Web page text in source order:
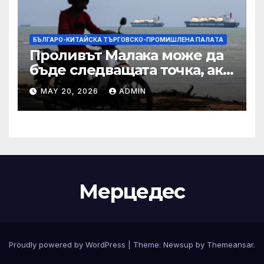
БЪЛГАРО-КИТАЙСКА ТЪРГОВСКО-ПРОМИШЛЕНА ПАЛAТА
Проливът Малака може да
бъде следващата точка, ако
Азия не внимава
MAY 20, 2026 ADMIN
Мерцедес
Proudly powered by WordPress Theme: Newsup by Themeansar.